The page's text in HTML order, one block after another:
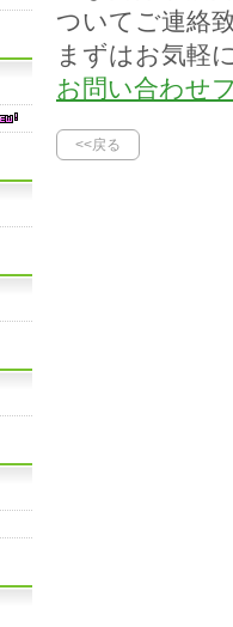
ついてご連絡
まずはお気軽
お問い合わせ
<<戻る